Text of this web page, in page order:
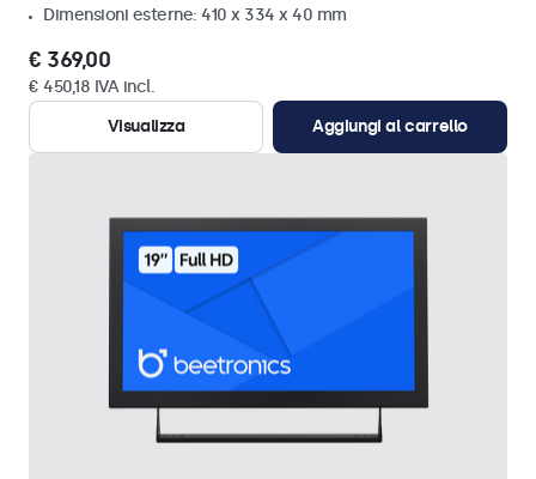
Dimensioni esterne: 410 x 334 x 40 mm
€ 369,00
€ 450,18 IVA incl.
Visualizza
Aggiungi al carrello